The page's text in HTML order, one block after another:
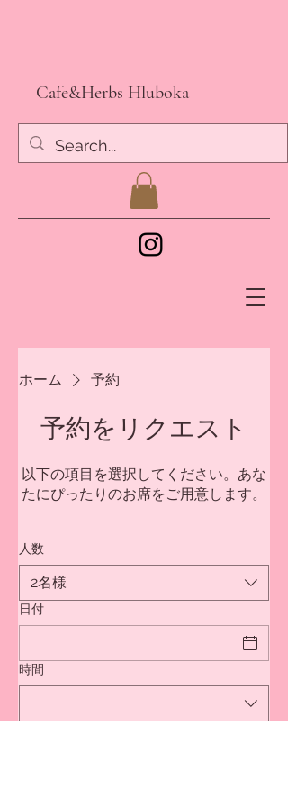
Cafe&Herbs Hluboka
ホーム 予約
予約をリクエスト
以下の項目を選択してください。あな
たにぴったりのお席をご用意します。
人数
2名様
日付
時間